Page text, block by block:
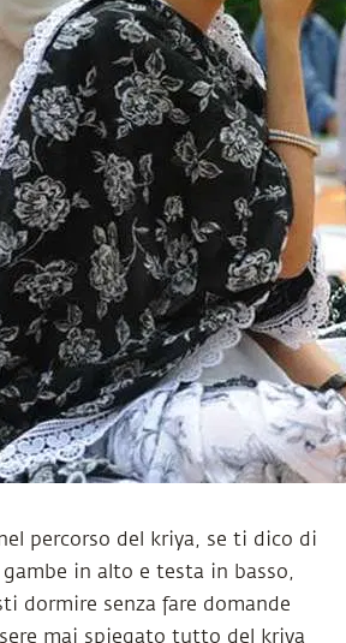
percorso del kriya, se ti dico di
in alto e testa in basso,
dormire senza fare domande
mai spiegato tutto del kriya